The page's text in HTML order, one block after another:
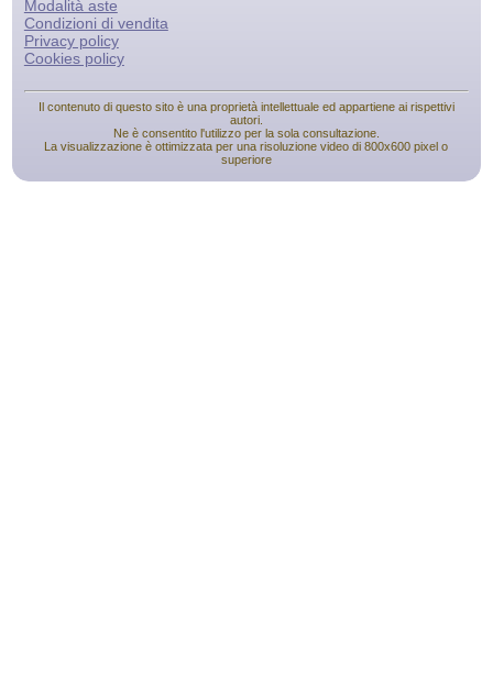
Modalità aste
Condizioni di vendita
Privacy policy
Cookies policy
Il contenuto di questo sito è una proprietà intellettuale ed appartiene ai rispettivi
autori.
Ne è consentito l'utilizzo per la sola consultazione.
La visualizzazione è ottimizzata per una risoluzione video di 800x600 pixel o
superiore